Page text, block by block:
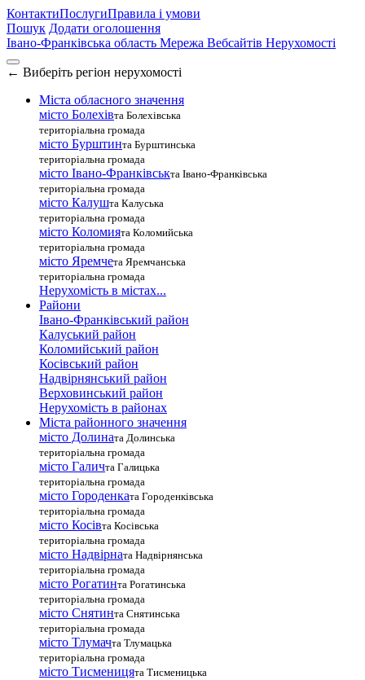
КонтактиПослугиПравила і умови
Пошук Додати оголошення
Івано-Франківська область Мережа Вебсайтів Нерухомості
← Виберіть регіон нерухомості
Міста обласного значення
місто Болехівта Болехівська
територіальна громада
місто Бурштинта Бурштинська
територіальна громада
місто Івано-Франківськта Івано-Франківська
територіальна громада
місто Калушта Калуська
територіальна громада
місто Коломията Коломийська
територіальна громада
місто Яремчета Яремчанська
територіальна громада
Нерухомість в містах...
Райони
Івано-Франківський район
Калуський район
Коломийський район
Косівський район
Надвірнянський район
Верховинський район
Нерухомість в районах
Міста районного значення
місто Долината Долинська
територіальна громада
місто Галичта Галицька
територіальна громада
місто Городенката Городенківська
територіальна громада
місто Косівта Косівська
територіальна громада
місто Надвірната Надвірнянська
територіальна громада
місто Рогатинта Рогатинська
територіальна громада
місто Снятинта Снятинська
територіальна громада
місто Тлумачта Тлумацька
територіальна громада
місто Тисменицята Тисменицька